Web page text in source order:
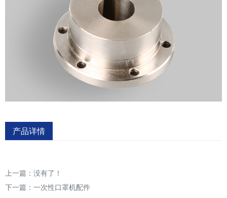
产品详情
上一篇：没有了！
下一篇： 一次性口罩机配件